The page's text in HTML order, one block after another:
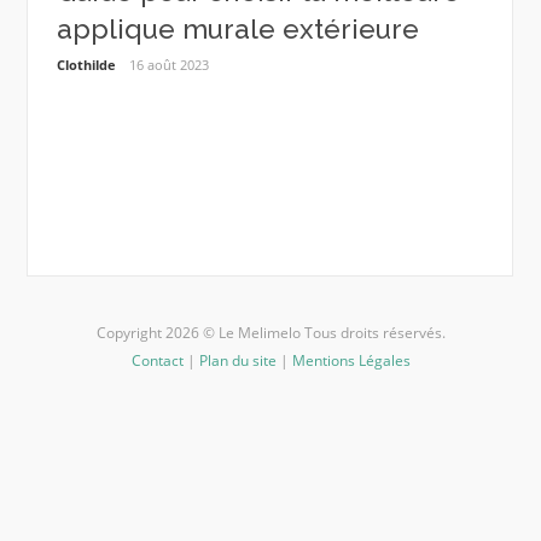
applique murale extérieure
Clothilde 16 août 2023
Copyright 2026 © Le Melimelo Tous droits réservés.
Contact| Plan du site | Mentions Légales